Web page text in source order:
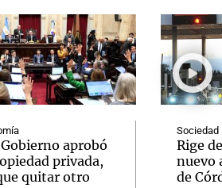
aprobó
privada,
quitar otro
Sociedad
Rige
nuevo
de
Notas